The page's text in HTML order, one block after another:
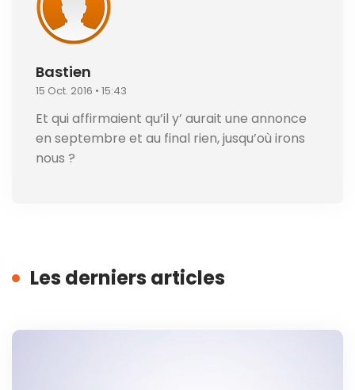
Bastien
15 Oct. 2016 • 15:43
Et qui affirmaient qu’il y’ aurait une annonce
en septembre et au final rien, jusqu’où irons
nous ?
Les derniers articles